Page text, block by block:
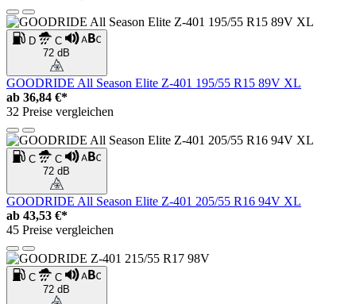
D
C
72 dB
GOODRIDE All Season Elite Z-401 195/55 R15 89V XL
ab 36,84 €*
32 Preise vergleichen
C
C
72 dB
GOODRIDE All Season Elite Z-401 205/55 R16 94V XL
ab 43,53 €*
45 Preise vergleichen
C
C
72 dB